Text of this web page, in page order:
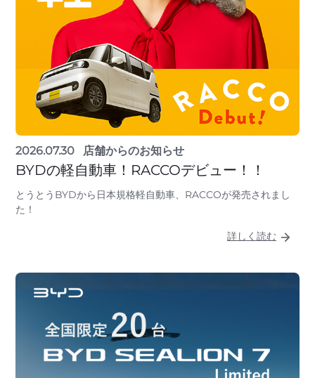
2026.07.30 店舗からのお知らせ
BYDの軽自動車！RACCOデビュー！！
とうとうBYDから日本規格軽自動車、RACCOが発売されまし
た！
詳しく読む